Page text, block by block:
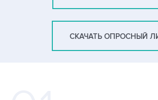
СКАЧАТЬ ОПРОСНЫЙ